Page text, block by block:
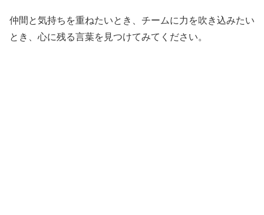
仲間と気持ちを重ねたいとき、チームに力を吹き込みたい
とき、心に残る言葉を見つけてみてください。